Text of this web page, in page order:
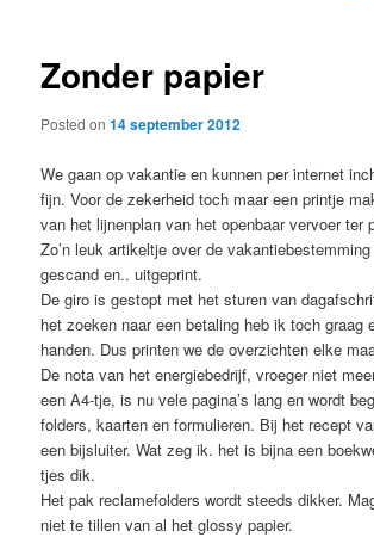
content
Zonder papier
Posted on14 september 2012
We gaan op vakantie en kunnen per internet
fijn. Voor de zekerheid toch maar een printje
van het lijnenplan van het openbaar vervoer ter
Zo’n leuk artikeltje over de
gescand en.. uitgeprint.
De giro is gestopt met het sturen van
het zoeken naar een betaling heb ik toch graag
handen. Dus printen we de overzichten elke
De nota van het energiebedrijf, vroeger niet
een A4-tje, is nu vele pagina’s lang en wordt
folders, kaarten en formulieren. Bij het recept
een bijsluiter. Wat zeg ik. het is bijna een
tjes dik.
Het pak reclamefolders wordt steeds dikker.
niet te tillen van al het glossy papier.